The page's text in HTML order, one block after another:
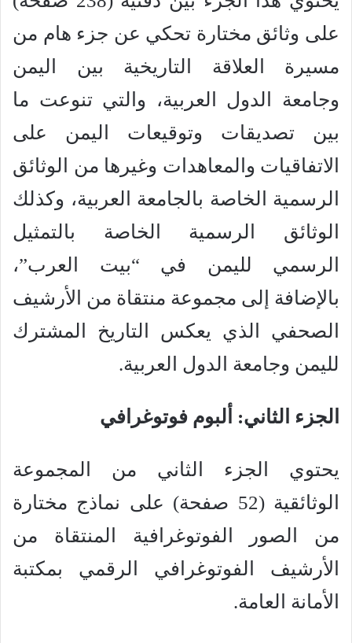
على وثائق مختارة تحكي عن جزء هام من
مسيرة العلاقة التاريخية بين اليمن
وجامعة الدول العربية، والتي تنوعت ما
بين تصديقات وتوقيعات اليمن على
الاتفاقيات والمعاهدات وغيرها من الوثائق
الرسمية الخاصة بالجامعة العربية، وكذلك
الوثائق الرسمية الخاصة بالتمثيل
الرسمي لليمن في “بيت العرب”،
بالإضافة إلى مجموعة منتقاة من الأرشيف
الصحفي الذي يعكس التاريخ المشترك
لليمن وجامعة الدول العربية.
الجزء الثاني: ألبوم فوتوغرافي
يحتوي الجزء الثاني من المجموعة
الوثائقية (52 صفحة) على نماذج مختارة
من الصور الفوتوغرافية المنتقاة من
الأرشيف الفوتوغرافي الرقمي بمكتبة
الأمانة العامة.